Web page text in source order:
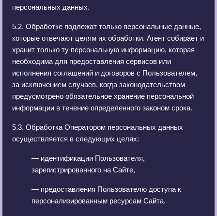
персональных данных.
5.2. Обработке подлежат только персональные данные,
которые отвечают целям их обработки. Агент собирает и
хранит только ту персональную информацию, которая
необходима для предоставления сервисов или
исполнения соглашений и договоров с Пользователем,
за исключением случаев, когда законодательством
предусмотрено обязательное хранение персональной
информации в течение определенного законом срока.
5.3. Обработка Оператором персональных данных
осуществляется в следующих целях:
— идентификации Пользователя,
зарегистрированного на Сайте,
— предоставления Пользователю доступа к
персонализированным ресурсам Сайта.